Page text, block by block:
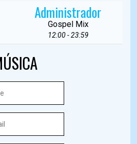
Administrador
Gospel Mix
12:00 - 23:59